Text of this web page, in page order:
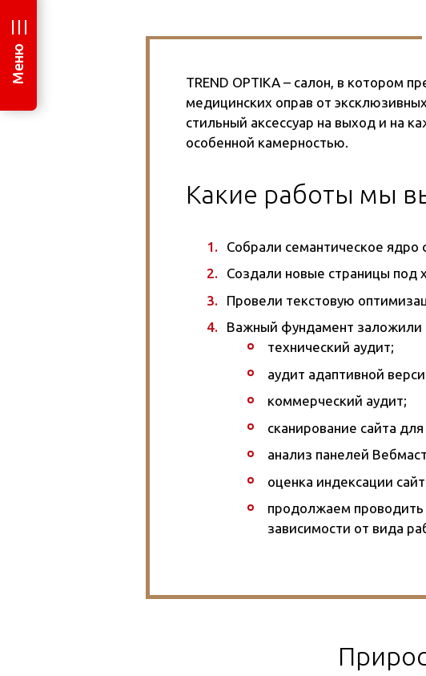
TREND OPTIKA – салон, в котором
медицинских оправ от
стильный аксессуар на выход и на
особенной камерностью.
Какие работы мы
Собрали семантическое
Создали новые страницы под
Провели текстовую
Важный фундамент заложили
технический аудит;
аудит адаптивной
коммерческий аудит;
сканирование сайта
анализ панелей
оценка индексации
продолжаем проводить
зависимости от вида
Меню